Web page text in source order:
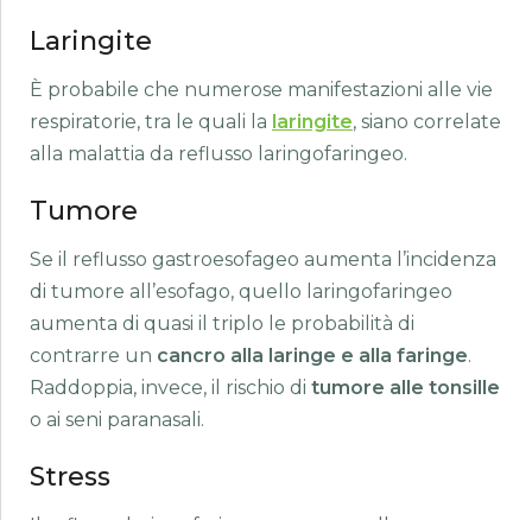
Laringite
È probabile che numerose manifestazioni alle vie
respiratorie, tra le quali la laringite, siano correlate
alla malattia da reflusso laringofaringeo.
Tumore
Se il reflusso gastroesofageo aumenta l’incidenza
di tumore all’esofago, quello laringofaringeo
aumenta di quasi il triplo le probabilità di
contrarre un cancro alla laringe e alla faringe.
Raddoppia, invece, il rischio di tumore alle tonsille
o ai seni paranasali.
Stress